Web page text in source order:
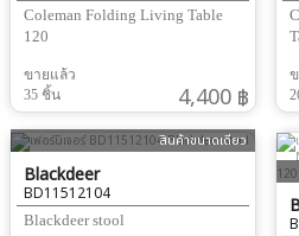
Coleman Folding Living Table
120
ขายแล้ว
35 ชิ้น
4,400 ฿
สินค้าขนาดเดียว
Blackdeer
BD11512104
Blackdeer stool